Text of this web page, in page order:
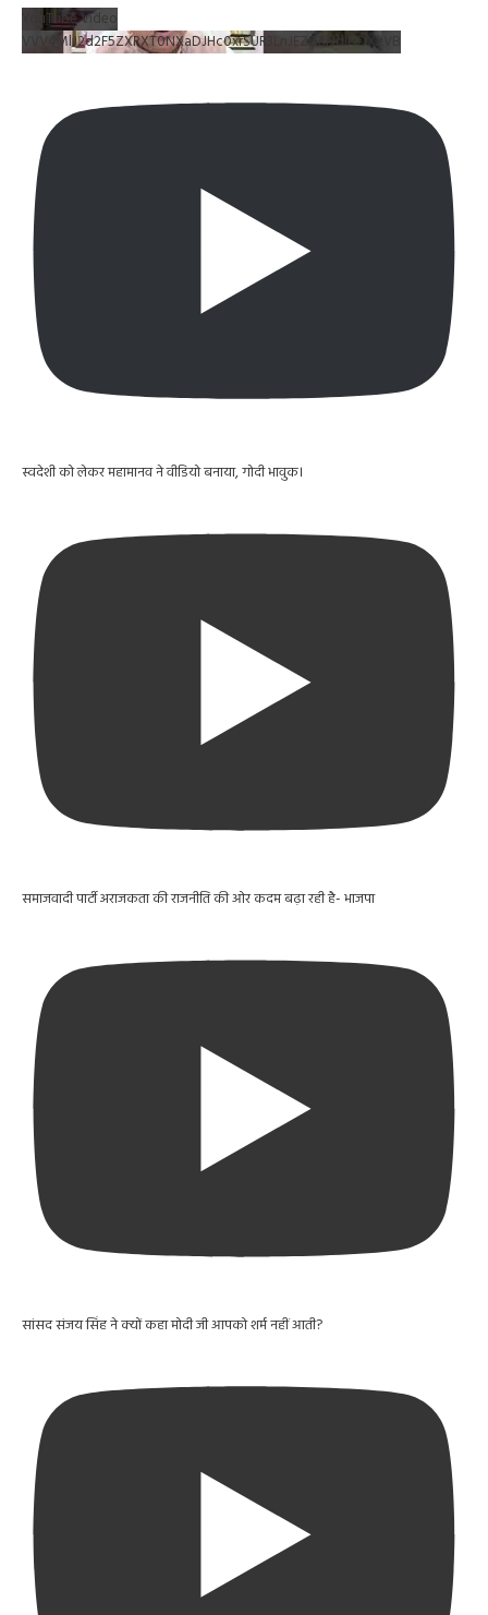
YouTube Video
VVV4MlJ2d2F5ZXRXT0NXaDJHc0xrSUR3LnJEZDRNdlNDX2VB
स्वदेशी को लेकर महामानव ने वीडियो बनाया, गोदी भावुक।
समाजवादी पार्टी अराजकता की राजनीति की ओर कदम बढ़ा रही है- भाजपा
सांसद संजय सिंह ने क्यों कहा मोदी जी आपको शर्म नहीं आती?